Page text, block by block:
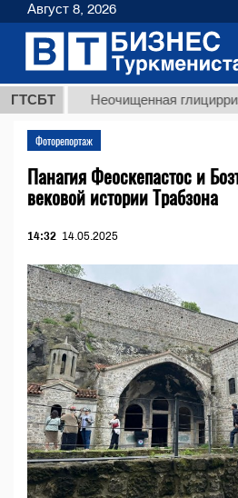
ГТСБТНеочищенная
Фоторепортаж
Панагия Феоскепастос и
вековой истории Трабзона
14:32 14.05.2025
Август 8, 2026